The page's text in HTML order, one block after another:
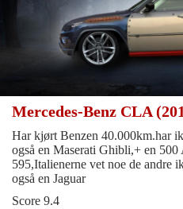
Mercedes-Benz CLA
Har kjørt Benzen 40.000km.har
også en Maserati Ghibli,+ en
595,Italienerne vet noe de andre
også en Jaguar
Score 9.4